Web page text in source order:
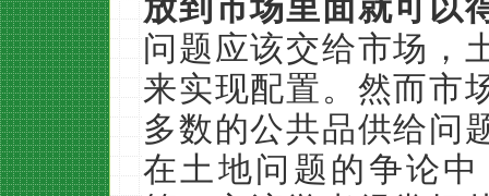
放到市场里面就可以
问题应该交给市场，
来实现配置。然而市
多数的公共品供给问
在土地问题的争论